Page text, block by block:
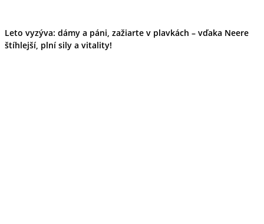
Leto vyzýva: dámy a páni, zažiarte v plavkách – vďaka Neere
štíhlejší, plní sily a vitality!